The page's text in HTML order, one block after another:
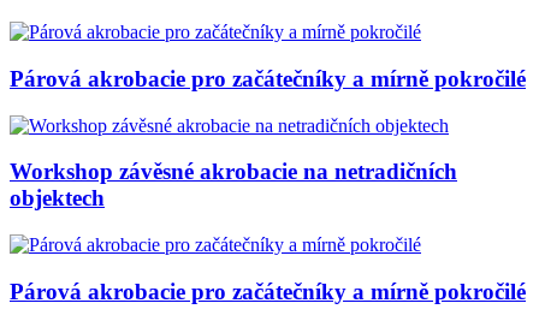
Párová akrobacie pro začátečníky a mírně pokročilé
Workshop závěsné akrobacie na netradičních
objektech
Párová akrobacie pro začátečníky a mírně pokročilé